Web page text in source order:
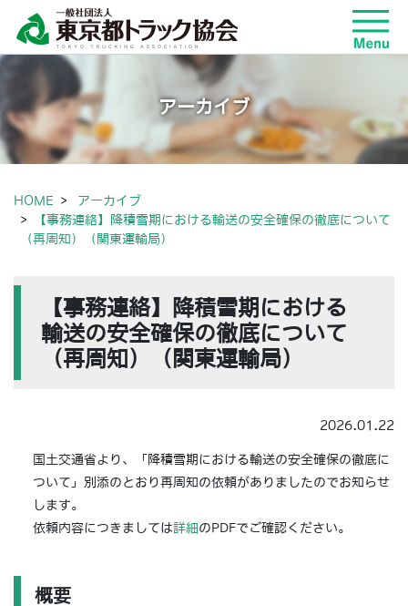
アーカイブ
HOME
アーカイブ
【事務連絡】降積雪期における輸送の安全確保の徹底について
（再周知）（関東運輸局）
【事務連絡】降積雪期における
輸送の安全確保の徹底について
（再周知）（関東運輸局）
2026.01.22
国土交通省より、「降積雪期における輸送の安全確保の徹底に
ついて」別添のとおり再周知の依頼がありましたのでお知らせ
します。
依頼内容につきましては詳細 のPDFでご確認ください。
概要